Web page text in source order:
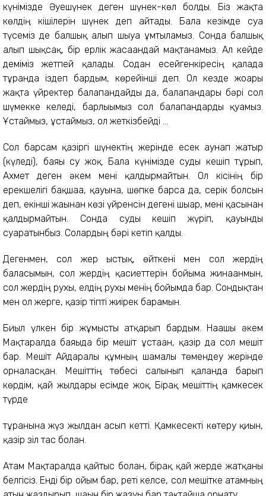
күнімізде Әуешүнек деген шүнек-көл болды. Біз жақта
көлдің кішілерін шүнек деп айтады. Бала кезімде суға
түсеміз де балшық алып шығуға ұмтыламыз. Сонда балшық
алып шықсақ, бір ерлік жасағандай мақтанамыз. Ал кейде
деміміз жетпей қалады. Содан есейгенкіресің қалада
тұрғанда іздеп бардым, көрейінші деп. Ол кезде жоғары
жақта үйректер балапандайды да, балапандары бәрі сол
шүмекке келеді, барлығымыз сол балапандарды қуамыз.
Ұстаймыз, ұстаймыз, ол жеткізбейді ...
Сол барсам қазіргі шүнектің жерінде есек аунап жатыр
(күледі), баяғы су жоқ. Бала күнімізде суды кешіп тұрып,
Ахмет деген әкем мені қалдырмайтын. Ол кісінің бір
ерекшелігі бақшаға, қауынға, шөпке барса да, серік болсын
деп, екінші жағынан көзі үйренсін дегені шығар, мені қасынан
қалдырмайтын. Сонда суды кешіп жүріп, қауынды
суаратынбыз. Солардың бәрі кетіп қалды.
Дегенмен, сол жер ыстық, өйткені мен сол жердің
баласымын, сол жердің қасиеттерін бойыма жинағанмын,
сол жердің рухы, елдің рухы менің бойымда бар. Сондықтан
мен ол жерге, қазір тіпті жиірек барамын.
Биыл үлкен бір жұмысты атқарып бардым. Нағашы әкем
Мақтаралда баяғыда бір мешіт ұстаған, қазір да сол мешіт
бар. Мешіт Айдаралы құмның шамалы төмендеу жерінде
орналасқан. Мешіттің төбесі салынып қалғанда барып
көрдім, қай жылдары есімде жоқ. Бірақ мешіттің қамкесек
түрде
тұрғанына жүз жылдан асып кетті. Қамкесекті көтеру қиын,
қазір зіл тас болған.
Атам Мақтаралда қайтыс болған, бірақ қай жерде жатқаны
белгісіз. Енді бір ойым бар, реті келсе, сол мешітке атамның